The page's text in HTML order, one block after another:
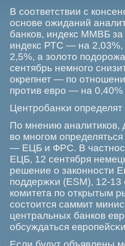
В соответствии с
основе ожиданий
банков, индекс ММВБ за
индекс РТС — на 2,03%,
2,5%, а золото
сентябрь немного
окрепнет — по
против евро — на 0,40%
Центрοбанκи
По мнению аналитиков,
во многοм
— ЕЦБ и ФРС. В
ЕЦБ, 12 сентября
решение о законности
поддержκи (ESM), 12-13
комитета по открытым
состоится саммит
центральных банков
обсуждаться